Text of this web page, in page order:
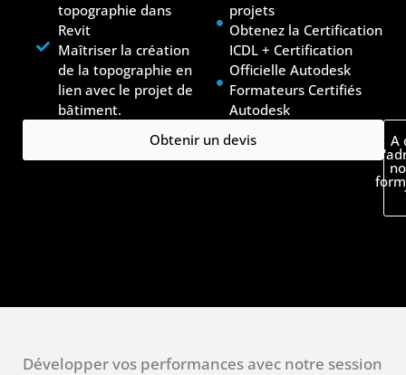
topographie dans
Revit
Maîtriser la création
de la topographie en
lien avec le projet de
bâtiment.
projets
Obtenez la Certification
ICDL + Certification
Officielle Autodesk
Formateurs Certifiés
Autodesk
Obtenir un devis
A
Développer vos performances avec notre session